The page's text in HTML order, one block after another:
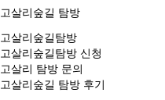
고살리숲길 탐방
고살리숲길탐방
고살리숲길탐방 신청
고살리 탐방 문의
고살리숲길 탐방 후기